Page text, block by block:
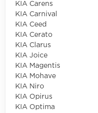
KIA Carens
KIA Carnival
KIA Ceed
KIA Cerato
KIA Clarus
KIA Joice
KIA Magentis
KIA Mohave
KIA Niro
KIA Opirus
KIA Optima